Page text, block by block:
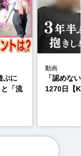
ぶに
「流
動画
「認めな
1270日【